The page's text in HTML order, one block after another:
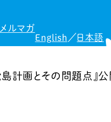
メルマガ
English
日本語
島計画とその問題点』公